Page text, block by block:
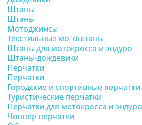
Штаны
Штаны
Мотоджинсы
Текстильные мотоштаны
Штаны для мотокросса и эндуро
Штаны-дождевики
Перчатки
Перчатки
Городские и спортивные перчатки
Туристические перчатки
Перчатки для мотокросса и эндуро
Чоппер перчатки